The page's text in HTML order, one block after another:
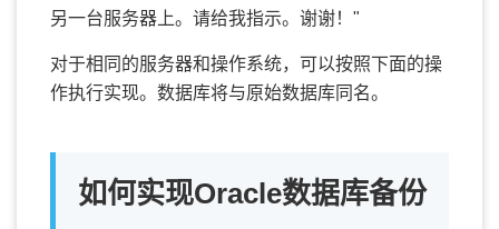
另一台服务器上。请给我指示。谢谢！"
对于相同的服务器和操作系统，可以按照下面的操
作执行实现。数据库将与原始数据库同名。
如何实现Oracle数据库备份